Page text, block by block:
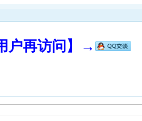
户再访问】→